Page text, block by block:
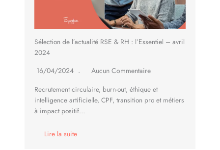
Sélection de l’actualité RSE & RH : l’Essentiel – avril
2024
16/04/2024
Aucun Commentaire
Recrutement circulaire, burn-out, éthique et
intelligence artificielle, CPF, transition pro et métiers
à impact positif…
Lire la suite